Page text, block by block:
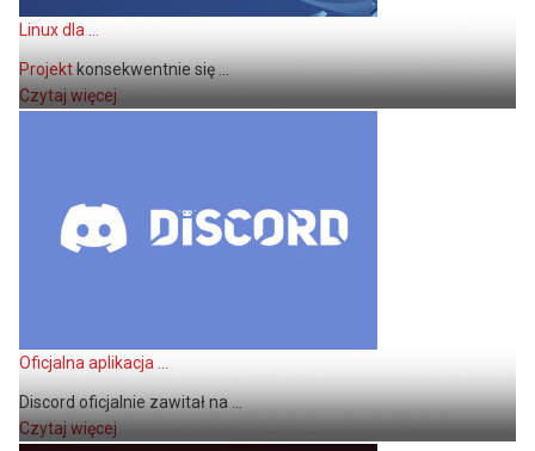
Linux dla ...
Projektkonsekwentnie się ...
Czytaj więcej
Oficjalna aplikacja ...
Discord oficjalnie zawitał na ...
Czytaj więcej